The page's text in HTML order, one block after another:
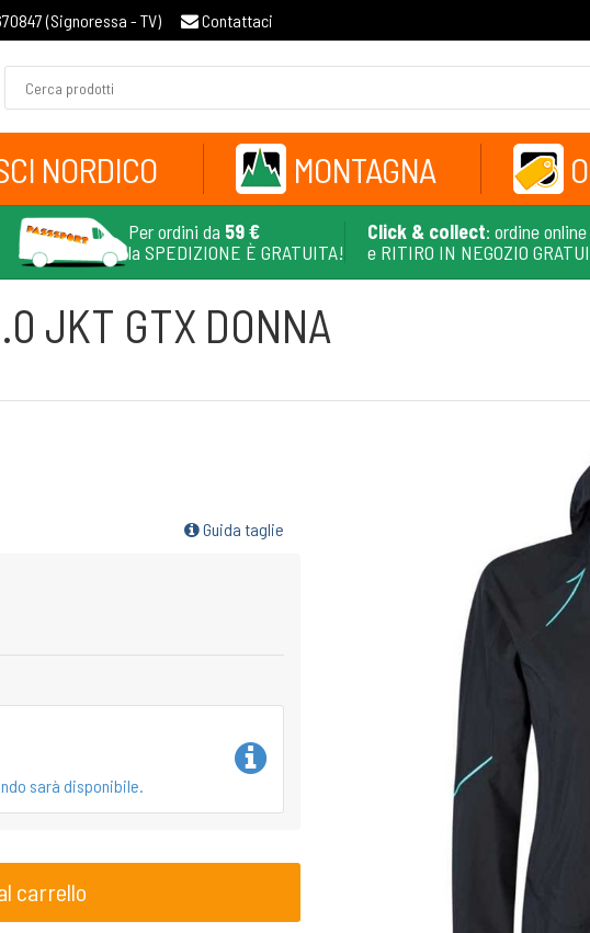
(Signoressa - TV) Contattaci
NORDICO MONTAGNA
Per ordini da 59 €
la SPEDIZIONE È GRATUITA!
Click & collect: ordine online
e RITIRO IN NEGOZIO
JKT GTX DONNA
Guida taglie
sarà disponibile.
carrello